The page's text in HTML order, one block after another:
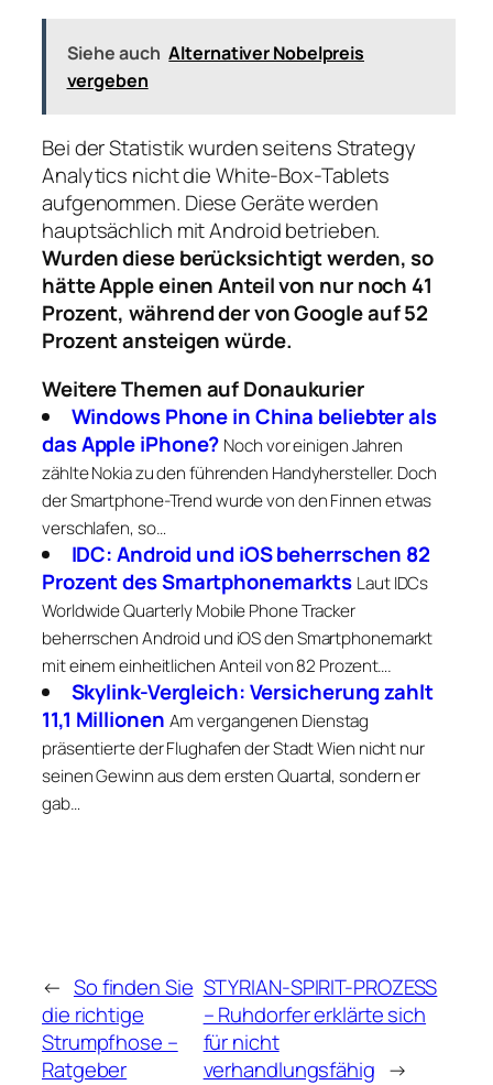
Siehe auch Alternativer Nobelpreis
vergeben
Bei der Statistik wurden seitens Strategy
Analytics nicht die White-Box-Tablets
aufgenommen. Diese Geräte werden
hauptsächlich mit Android betrieben.
Wurden diese berücksichtigt werden, so
hätte Apple einen Anteil von nur noch 41
Prozent, während der von Google auf 52
Prozent ansteigen würde.
Weitere Themen auf Donaukurier
Windows Phone in China beliebter als
das Apple iPhone? Noch vor einigen Jahren
zählte Nokia zu den führenden Handyhersteller. Doch
der Smartphone-Trend wurde von den Finnen etwas
verschlafen, so…
IDC: Android und iOS beherrschen 82
Prozent des Smartphonemarkts Laut IDCs
Worldwide Quarterly Mobile Phone Tracker
beherrschen Android und iOS den Smartphonemarkt
mit einem einheitlichen Anteil von 82 Prozent….
Skylink-Vergleich: Versicherung zahlt
11,1 Millionen Am vergangenen Dienstag
präsentierte der Flughafen der Stadt Wien nicht nur
seinen Gewinn aus dem ersten Quartal, sondern er
gab…
← So finden Sie
die richtige
Strumpfhose –
Ratgeber
STYRIAN-SPIRIT-PROZESS
– Ruhdorfer erklärte sich
für nicht
verhandlungsfähig →